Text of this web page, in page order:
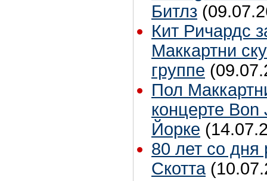
Битлз
Кит Ричардс
Маккартни
группе
Пол
концерте
Йорке
80 лет со
Скотта